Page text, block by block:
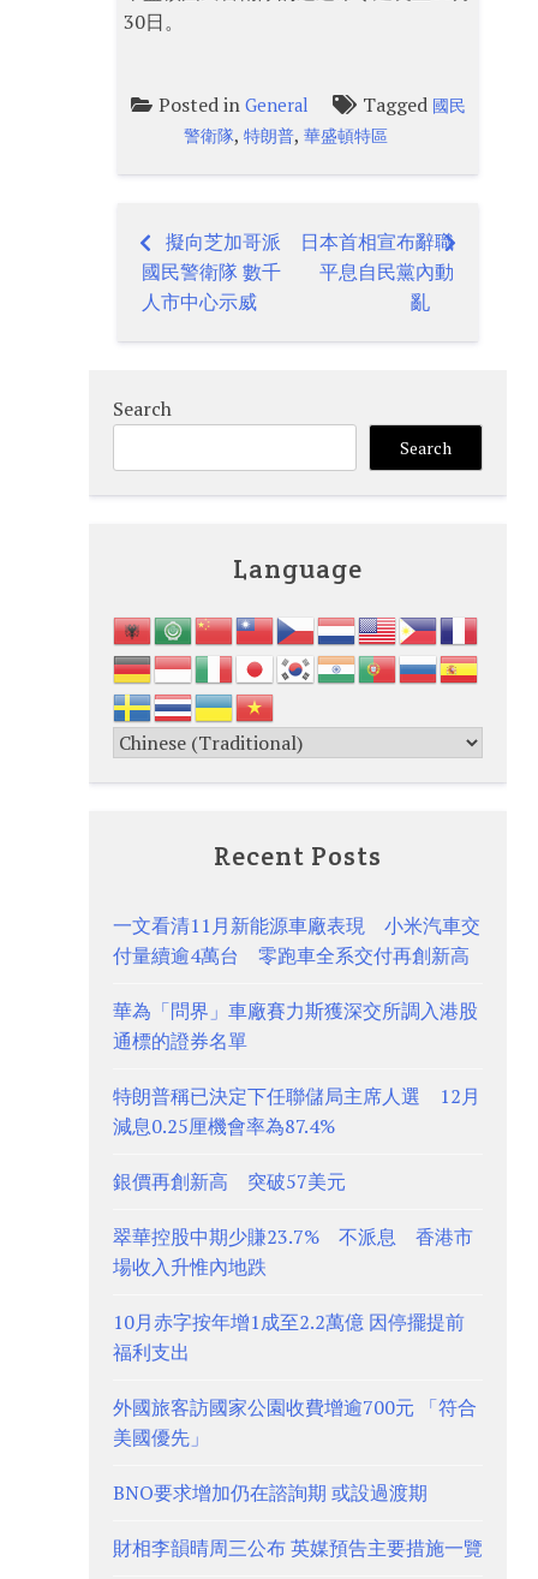
30日。
Posted in General Tagged 國民
警衛隊,特朗普,華盛頓特區
Post
navigation
擬向芝加哥派
國民警衛隊 數千
人市中心示威
日本首相宣布辭職
平息自民黨內動
亂
Search
Search
Language
Recent Posts
一文看清11月新能源車廠表現 小米汽車交
付量續逾4萬台 零跑車全系交付再創新高
華為「問界」車廠賽力斯獲深交所調入港股
通標的證券名單
特朗普稱已決定下任聯儲局主席人選 12月
減息0.25厘機會率為87.4%
銀價再創新高 突破57美元
翠華控股中期少賺23.7% 不派息 香港市
場收入升惟內地跌
10月赤字按年增1成至2.2萬億 因停擺提前
福利支出
外國旅客訪國家公園收費增逾700元 「符合
美國優先」
BNO要求增加仍在諮詢期 或設過渡期
財相李韻晴周三公布 英媒預告主要措施一覽